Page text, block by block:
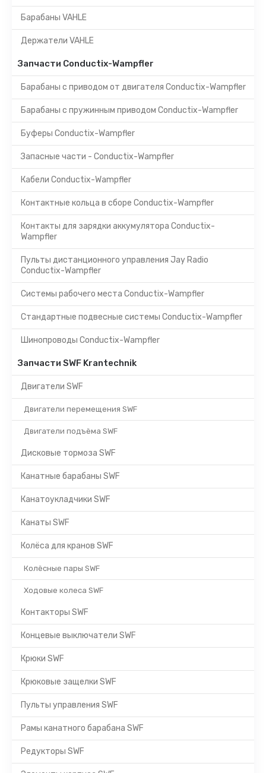
Барабаны VAHLE
Держатели VAHLE
Запчасти Conductix-Wampfler
Барабаны с приводом от двигателя Conductix-Wampfler
Барабаны с пружинным приводом Conductix-Wampfler
Буферы Conductix-Wampfler
Запасные части - Conductix-Wampfler
Кабели Conductix-Wampfler
Контактные кольца в сборе Conductix-Wampfler
Контакты для зарядки аккумулятора Conductix-
Wampfler
Пульты дистанционного управления Jay Radio
Conductix-Wampfler
Системы рабочего места Conductix-Wampfler
Стандартные подвесные системы Conductix-Wampfler
Шинопроводы Conductix-Wampfler
Запчасти SWF Krantechnik
Двигатели SWF
Двигатели перемещения SWF
Двигатели подъёма SWF
Дисковые тормоза SWF
Канатные барабаны SWF
Канатоукладчики SWF
Канаты SWF
Колёса для кранов SWF
Колёсные пары SWF
Ходовые колеса SWF
Контакторы SWF
Концевые выключатели SWF
Крюки SWF
Крюковые защелки SWF
Пульты управления SWF
Рамы канатного барабана SWF
Редукторы SWF